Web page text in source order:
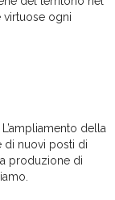
virtuose ogni
della
di nuovi posti di
produzione di